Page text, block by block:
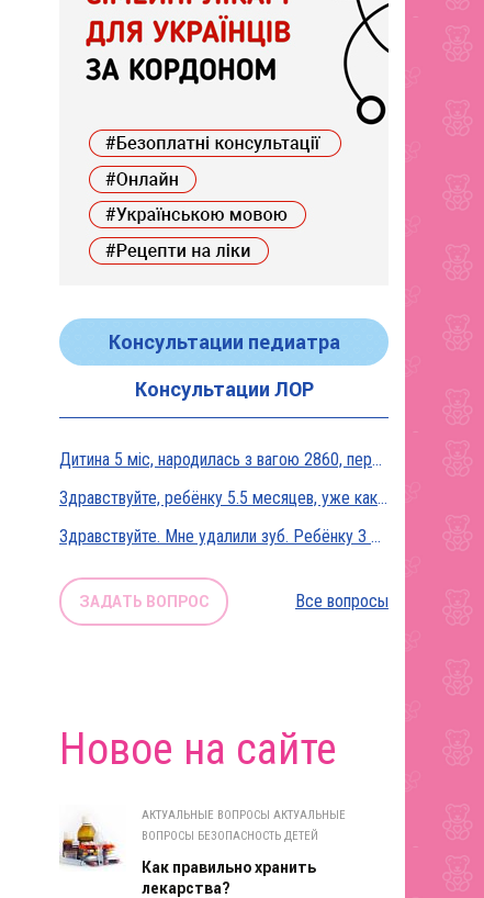
Консультации педиатра
Консультации ЛОР
Дитина 5 міс, народилась з вагою 2860, перебувала в реанімації у дуже тяжкому стані, діагноз Гіпоксична енцефалопатія 2 ст. На даний момент вага 5800, відмовляється від їжі, плаче близько 5 днів, періоди активності присутні, стул зі слизом зелений оформлений, на штучному вигодовуванні Нан безлактозний,за раз або з перервами з'їдає 90-120 мл. Прошу допомоги в даній ситуації?
Здравствуйте, ребёнку 5.5 месяцев, уже как неделю подкармливаю смесью, пробовали 3 вида нан, милупа и остановились на малютке премиум, только вчера появились красные пятна вокруг рта после кормления смесью, и мы опять попробовали милупа и нан, реакция осталась, что делать?
Здравствуйте. Мне удалили зуб. Ребёнку 3 месяца, на ГВ. Какие антибиотики можно принимать? Спасибо
ЗАДАТЬ ВОПРОС Все вопросы
Новое на сайте
АКТУАЛЬНЫЕ ВОПРОСЫ АКТУАЛЬНЫЕ
ВОПРОСЫ БЕЗОПАСНОСТЬ ДЕТЕЙ
Как правильно хранить
лекарства?